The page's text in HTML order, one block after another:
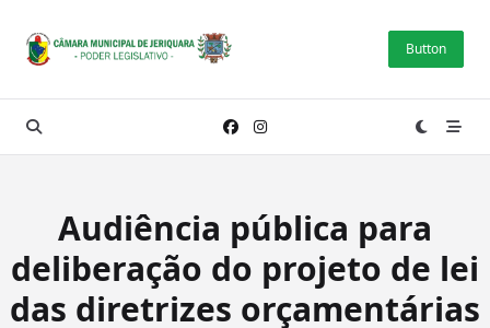
content
Button
Audiência pública para
deliberação do projeto de lei
das diretrizes orçamentárias